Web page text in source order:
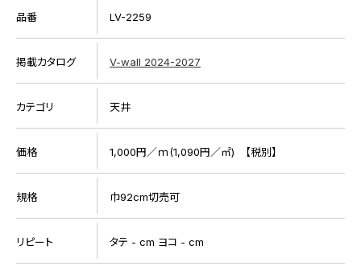
品番 LV-2259
掲載カタログ V-wall 2024-2027
カテゴリ 天井
価格 1,000円／ｍ(1,090円／㎡) 【税別】
規格 巾92cm切売可
リピート タテ - cm ヨコ - cm